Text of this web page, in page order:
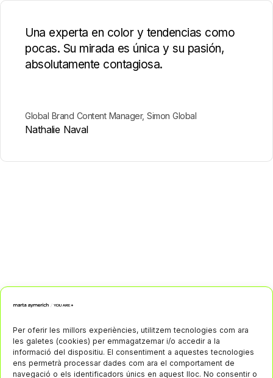
Per oferir les millors experiències, utilitzem tecnologies com ara
les galetes (cookies) per emmagatzemar i/o accedir a la
informació del dispositiu. El consentiment a aquestes tecnologies
ens permetrà processar dades com ara el comportament de
navegació o els identificadors únics en aquest lloc. No consentir o
Una experta en color y tendencias como
pocas. Su mirada es única y su pasión,
absolutamente contagiosa.
Global Brand Content Manager, Simon Global
Nathalie Naval